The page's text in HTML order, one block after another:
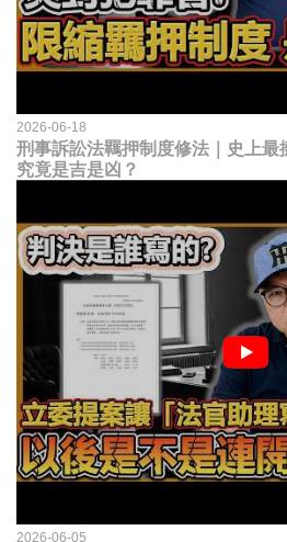
2026-06-18
刑事訴訟法羈押制度修法｜史上最
究竟是吉是凶？
2026-06-05